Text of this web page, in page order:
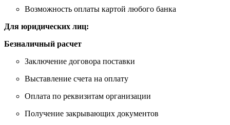
Возможность оплаты картой любого банка
Для юридических лиц:
Безналичный расчет
Заключение договора поставки
Выставление счета на оплату
Оплата по реквизитам организации
Получение закрывающих документов